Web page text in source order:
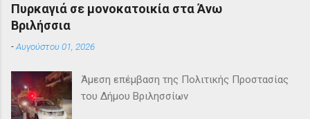
Πυρκαγιά σε μονοκατοικία στα Άνω
Βριλήσσια
-Αυγούστου 01, 2026
Άμεση επέμβαση της Πολιτικής Προστασίας
του Δήμου Βριλησσίων